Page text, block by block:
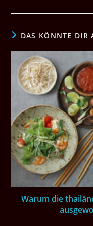
DAS KÖNNTE DIR
Warum die